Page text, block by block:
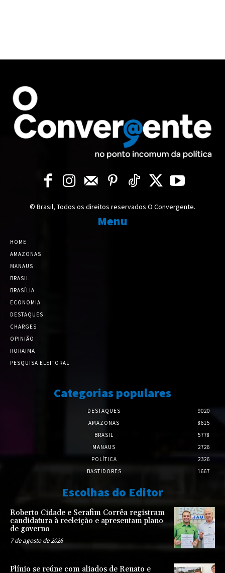
© Brasil, Todos os direitos reservados O Convergente.
Menu
HOME
AMAZONAS
MANAUS
BRASIL
BRASÍLIA
ECONOMIA
DESTAQUES
CHARGES
OPINIÃO
RORAIMA
PESQUISA ELEITORAL
Categorias populares
DESTAQUES
9020
AMAZONAS
8615
BRASIL
5778
MANAUS
2726
POLÍTICA
2326
BASTIDORES
1667
Escolhas do Editor
Roberto Cidade e Serafim Corrêa registram
candidatura à reeleição e apresentam plano
de governo
7 de agosto de 2026
Plínio se reúne com aliados de Renato e